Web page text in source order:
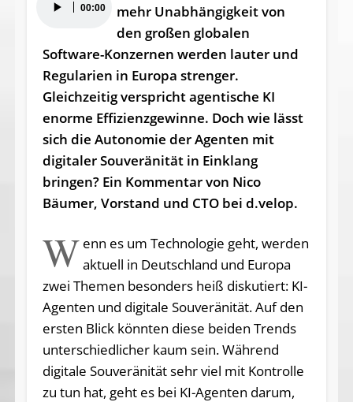
Player 00:00
mehr Unabhängigkeit von
den großen globalen
Software-Konzernen werden lauter und
Regularien in Europa strenger.
Gleichzeitig verspricht agentische KI
enorme Effizienzgewinne. Doch wie lässt
sich die Autonomie der Agenten mit
digitaler Souveränität in Einklang
bringen? Ein Kommentar von Nico
Bäumer, Vorstand und CTO bei d.velop.
W enn es um Technologie geht, werden
aktuell in Deutschland und Europa
zwei Themen besonders heiß diskutiert: KI-
Agenten und digitale Souveränität. Auf den
ersten Blick könnten diese beiden Trends
unterschiedlicher kaum sein. Während
digitale Souveränität sehr viel mit Kontrolle
zu tun hat, geht es bei KI-Agenten darum,